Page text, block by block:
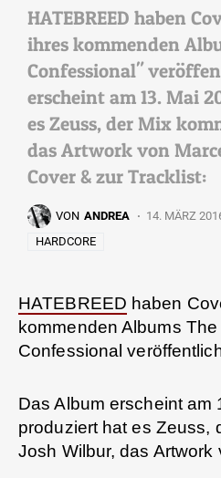
HATEBREED haben
ihres kommenden
Confessional"
erscheint am 13. Mai
es Zeuss, der Mix
das Artwork von
Cover & zur Tracklist:
VON ANDREA 14. MÄRZ
HARDCORE
HATEBREED haben
kommenden Albums
Confessional
Das Album erscheint am
produziert hat es Zeuss,
Josh Wilbur, das Artwork